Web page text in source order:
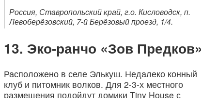
Россия, Ставропольский край, г.о. Кисловодск, п.
Левоберёзовский, 7-й Берёзовый проезд, 1/4.
Эко-ранчо «Зов Предков»
Расположено в селе Элькуш. Недалеко конный
клуб и питомник волков. Для 2-3-х местного
размещения подойдут домики Tiny House с